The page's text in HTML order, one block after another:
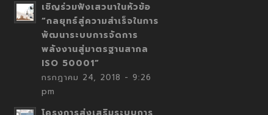
เชิญร่วมฟังเสวนาในหัวข้อ
“กลยุทธ์สู่ความสำเร็จในการ
พัฒนาระบบการจัดการ
พลังงานสู่มาตรฐานสากล
ISO 50001”
กรกฎาคม 24, 2018 - 9:26
pm